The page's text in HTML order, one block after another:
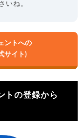
いね。
ントへの
サイト)
トの登録から